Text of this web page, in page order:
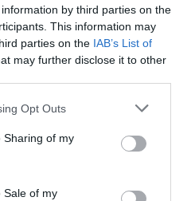
by third parties on the
This information may
parties on the IAB’s List of
may further disclose it to other
app uses one or more Google
behaviour. You may click to
and its third-party tags to
purposes in below Google
Opt Outs
Sharing of my
Sale of my